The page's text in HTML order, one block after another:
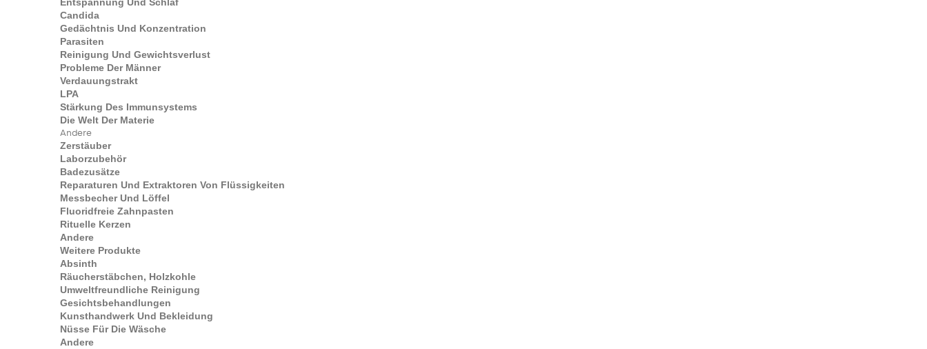
Candida
Gedächtnis Und Konzentration
Parasiten
Reinigung Und Gewichtsverlust
Probleme Der Männer
Verdauungstrakt
LPA
Stärkung Des Immunsystems
Die Welt Der Materie
Andere
Zerstäuber
Laborzubehör
Badezusätze
Reparaturen Und Extraktoren Von Flüssigkeiten
Messbecher Und Löffel
Fluoridfreie Zahnpasten
Rituelle Kerzen
Andere
Weitere Produkte
Absinth
Räucherstäbchen, Holzkohle
Umweltfreundliche Reinigung
Gesichtsbehandlungen
Kunsthandwerk Und Bekleidung
Nüsse Für Die Wäsche
Andere